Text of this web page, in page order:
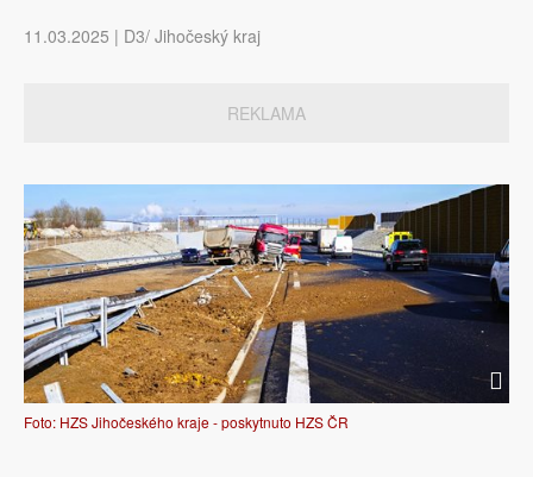
11.03.2025 | D3/ Jihočeský kraj
REKLAMA
Foto: HZS Jihočeského kraje - poskytnuto HZS ČR